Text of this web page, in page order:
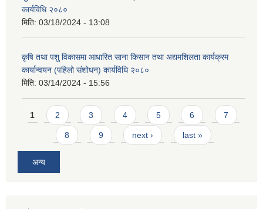
कार्यविधि २०८०
मिति: 03/18/2024 - 13:08
कृषि तथा पशु विकासमा आधारित साना किसान तथा अद्यमशिलता कार्यक्रम
कार्यान्वयन (पहिलो संशोधन) कार्यविधि २०८०
मिति: 03/14/2024 - 15:56
Pages
1 2 3 4 5 6 7
8 9 next › last »
अन्य